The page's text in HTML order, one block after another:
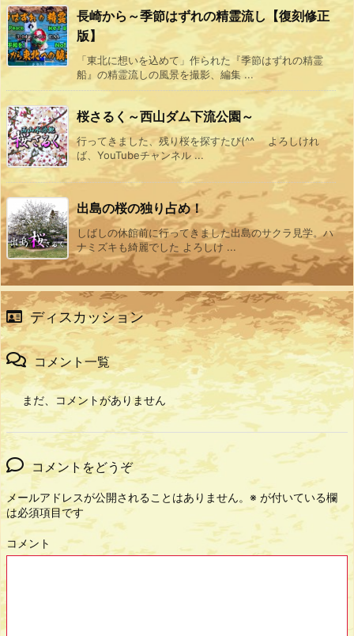
長崎から～季節はずれの精霊流し【復刻修正
版】
「東北に想いを込めて」作られた『季節はずれの精霊
船』の精霊流しの風景を撮影、編集 ...
桜さるく～西山ダム下流公園～
行ってきました、残り桜を探すたび(^^ゞ よろしけれ
ば、YouTubeチャンネル ...
出島の桜の独り占め！
しばしの休館前に行ってきました出島のサクラ見学。ハ
ナミズキも綺麗でした よろしけ ...
ディスカッション
コメント一覧
まだ、コメントがありません
コメントをどうぞ
メールアドレスが公開されることはありません。 ※ が付いている欄
は必須項目です
コメント